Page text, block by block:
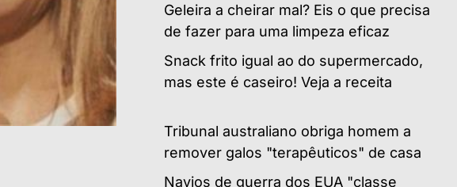
Geleira a cheirar mal? Eis o que precisa
de fazer para uma limpeza eficaz
Snack frito igual ao do supermercado,
mas este é caseiro! Veja a receita
Tribunal australiano obriga homem a
remover galos "terapêuticos" de casa
Navios de guerra dos EUA "classe